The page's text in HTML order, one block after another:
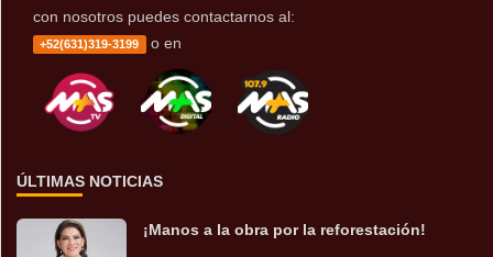
con nosotros puedes contactarnos al:
+52(631)319-3199 o en
ÚLTIMAS NOTICIAS
¡Manos a la obra por la reforestación!